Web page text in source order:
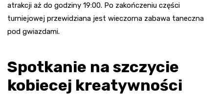
atrakcji aż do godziny 19:00. Po zakończeniu części
turniejowej przewidziana jest wieczorna zabawa taneczna
pod gwiazdami.
Spotkanie na szczycie
kobiecej kreatywności